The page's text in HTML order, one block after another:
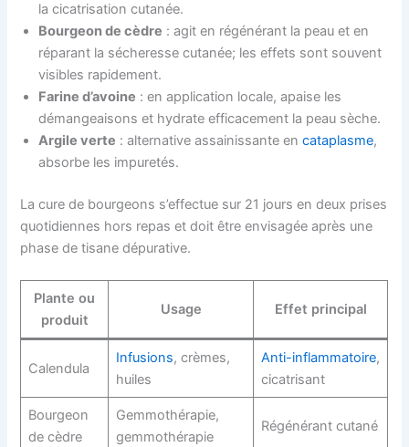
la cicatrisation cutanée.
Bourgeon de cèdre : agit en régénérant la peau et en
réparant la sécheresse cutanée; les effets sont souvent
visibles rapidement.
Farine d’avoine : en application locale, apaise les
démangeaisons et hydrate efficacement la peau sèche.
Argile verte : alternative assainissante encataplasme,
absorbe les impuretés.
La cure de bourgeons s’effectue sur 21 jours en deux prises
quotidiennes hors repas et doit être envisagée après une
phase de tisane dépurative.
Plante ou
produit
Usage Effet principal
Calendula
Infusions, crèmes,
huiles
Anti-inflammatoire,
cicatrisant
Bourgeon
de cèdre
Gemmothérapie,
gemmothérapie
Régénérant cutané